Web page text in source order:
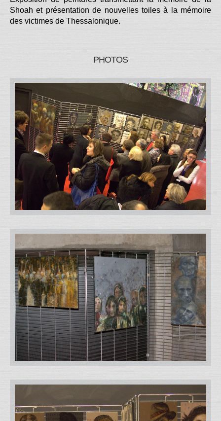
Shoah et présentation de nouvelles toiles à la mémoire
des victimes de Thessalonique.
PHOTOS